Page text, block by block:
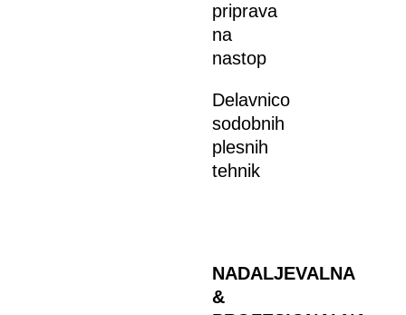
priprava
na
nastop
Delavnico
sodobnih
plesnih
tehnik
NADALJEVALNA
&